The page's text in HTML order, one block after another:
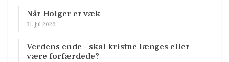
Når Holger er væk
31. jul 2026
Verdens ende – skal kristne længes eller
være forfærdede?